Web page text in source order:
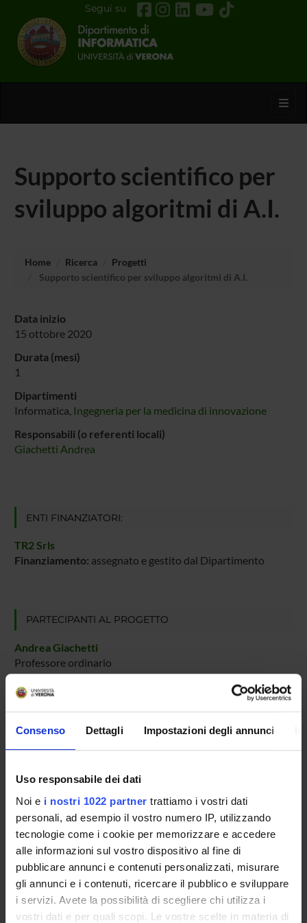
Consenso Dettagli Impostazioni degli annunci
Uso responsabile dei dati
Noi e i nostri 1022 partner trattiamo i vostri dati
personali, ad esempio il vostro numero IP, utilizzando
tecnologie come i cookie per memorizzare e accedere
alle informazioni sul vostro dispositivo al fine di
pubblicare annunci e contenuti personalizzati, misurare
gli annunci e i contenuti, ricercare il pubblico e sviluppare
i servizi. Avete la possibilità di scegliere chi utilizza i
vostri dati e per quali scopi. Le vostre scelte in materia di
Segui su
Supporto scientifico per
sviluppo algoritmi di A.I.
Home Ricerca
Progetti
Supporto scientifico per sviluppo algoritmi di A.I.
Data inizio
15 ottobre 2020
Durata (mesi)
1
Dipartimenti
Informatica, Ingegneria per la medicina di innovazione
Responsabili (o referenti locali)
Giachetti Andrea
ENTI FINANZIATORI:
TR2 Srls
Finanziamento: assegnato e gestito dal Dipartimento
PARTECIPANTI AL PROGETTO
Andrea Giachetti
Professore ordinario
Ingegneria del Software e Verifica Formale
Computer graphics (DI)
ATTIVITÀ
AREE DI RICERCA